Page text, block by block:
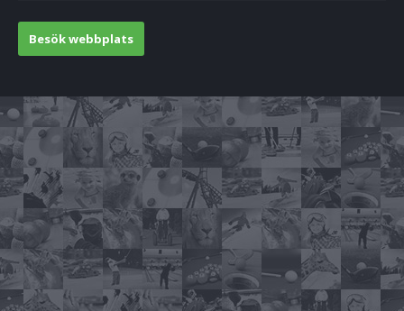
Besök webbplats